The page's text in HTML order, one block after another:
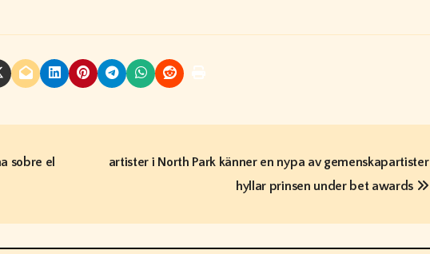
sobre el
artister i North Park känner en nypa av gemenskapartister
hyllar prinsen under bet awards